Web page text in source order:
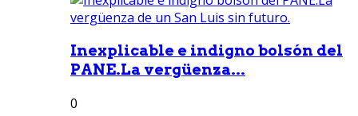
Inexplicable e indigno bolsón del
PANE.La vergüenza...
0